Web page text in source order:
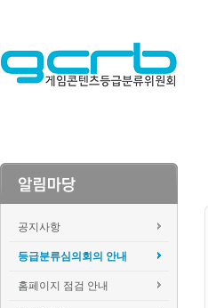
공지사항
등급분류심의회의 안내
홈페이지 점검 안내